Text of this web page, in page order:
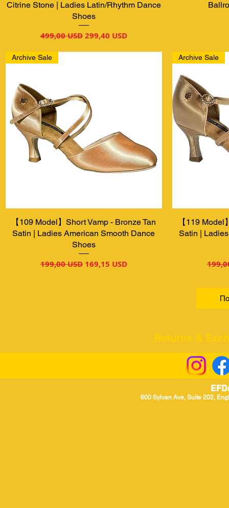
Citrine Stone | Ladies Latin/Rhythm Dance
Shoes
Звичайна ціна
499,00 USDЗа розпродажем
299,40 USD
Швидкий перегляд
Archive Sale
【109 Model】Short Vamp - Bronze Tan
Satin | Ladies American Smooth Dance
Shoes
Звичайна ціна
199,00 USD За розпродажем
169,15 USD
Archive Sale
【119
Satin |
Returns &
600 Sylvan Ave, Suite 202,